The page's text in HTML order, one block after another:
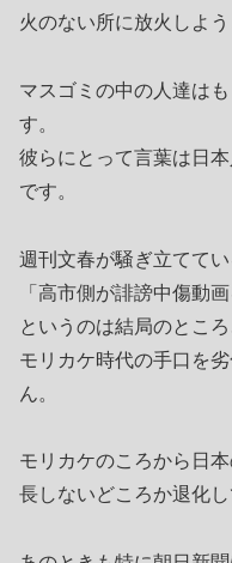
火のない所に放火しよ
マスゴミの中の人達は
す。
彼らにとって言葉は日
です。
週刊文春が騒ぎ立ててい
「高市側が誹謗中傷動
というのは結局のとこ
モリカケ時代の手口を
ん。
モリカケのころから日
長しないどころか退化し